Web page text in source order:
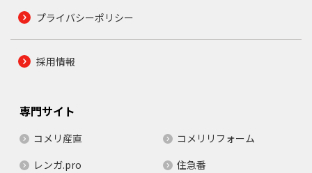
プライバシーポリシー
採用情報
専門サイト
コメリ産直
コメリリフォーム
レンガ.pro
住急番